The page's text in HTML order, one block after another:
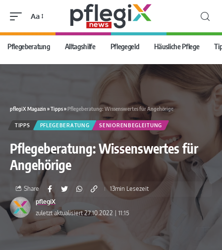
Aa
Pflegeberatung Alltagshilfe Pflegegeld Häusliche Pflege
pflegiX Magazin »Tipps»Pflegeberatung: Wissenswertes für Angehörige
TIPPS PFLEGEBERATUNG SENIORENBEGLEITUNG
Pflegeberatung: Wissenswertes für
Angehörige
zuletzt aktualisiert 27.10.2022 | 11:15
pflegiX
Share 13min Lesezeit